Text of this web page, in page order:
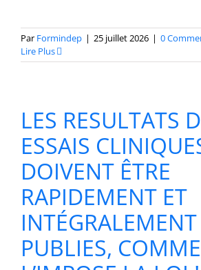
Par Formindep | 25 juillet 2026 | 0
Lire Plus
LES RESULTATS
ESSAIS
DOIVENT ÊTRE
RAPIDEMENT ET
INTÉGRALEMENT
PUBLIES, COMME